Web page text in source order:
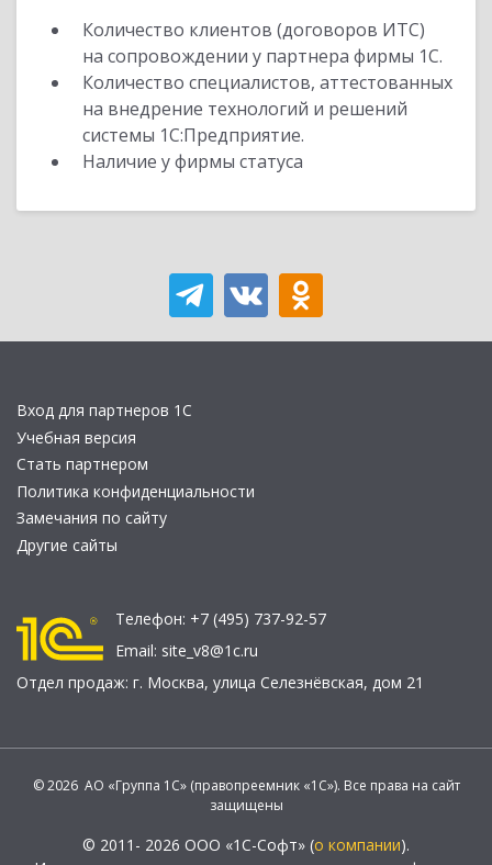
Количество клиентов (договоров ИТС)
на сопровождении у партнера фирмы 1С.
Количество специалистов, аттестованных
на внедрение технологий и решений
системы 1С:Предприятие.
Наличие у фирмы статуса
Вход для партнеров 1С
Учебная версия
Стать партнером
Политика конфиденциальности
Замечания по сайту
Другие сайты
Телефон: +7 (495) 737-92-57
Email: site_v8@1c.ru
Отдел продаж: г. Москва, улица Селезнёвская, дом 21
© 2026 АО «Группа 1С» (правопреемник «1С»). Все права на сайт
защищены
© 2011- 2026 ООО «1С-Софт» (о компании).